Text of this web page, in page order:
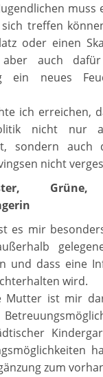
muss
treffen
oder einen
auch dafür
ein neues
ich erreichen,
nicht nur
sondern auch
nicht
es mir
und dass eine
wird.
Mutter ist mir
zum